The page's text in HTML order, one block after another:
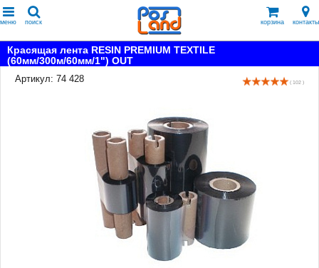
меню поиск корзина контакты
Красящая лента RESIN PREMIUM TEXTILE
(60мм/300м/60мм/1") OUT
Артикул: 74 428
( 102 )